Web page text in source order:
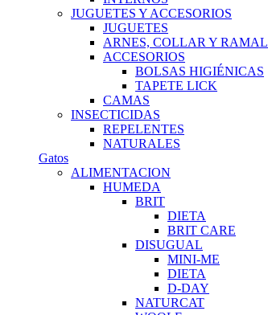
JUGUETES Y ACCESORIOS
JUGUETES
ARNES, COLLAR Y RAMAL
ACCESORIOS
BOLSAS HIGIÉNICAS
TAPETE LICK
CAMAS
INSECTICIDAS
REPELENTES
NATURALES
Gatos
ALIMENTACION
HUMEDA
BRIT
DIETA
BRIT CARE
DISUGUAL
MINI-ME
DIETA
D-DAY
NATURCAT